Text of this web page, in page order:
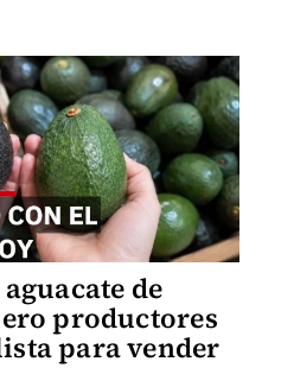
de
productores
para vender